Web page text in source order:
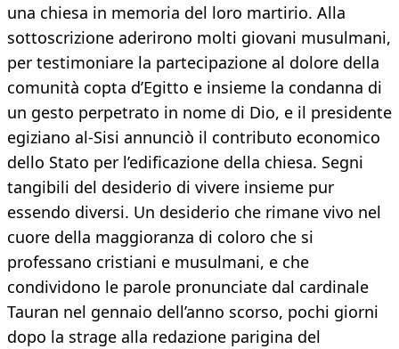
una chiesa in memoria del loro martirio. Alla
sottoscrizione aderirono molti giovani musulmani,
per testimoniare la partecipazione al dolore della
comunità copta d’Egitto e insieme la condanna di
un gesto perpetrato in nome di Dio, e il presidente
egiziano al-Sisi annunciò il contributo economico
dello Stato per l’edificazione della chiesa. Segni
tangibili del desiderio di vivere insieme pur
essendo diversi. Un desiderio che rimane vivo nel
cuore della maggioranza di coloro che si
professano cristiani e musulmani, e che
condividono le parole pronunciate dal cardinale
Tauran nel gennaio dell’anno scorso, pochi giorni
dopo la strage alla redazione parigina del